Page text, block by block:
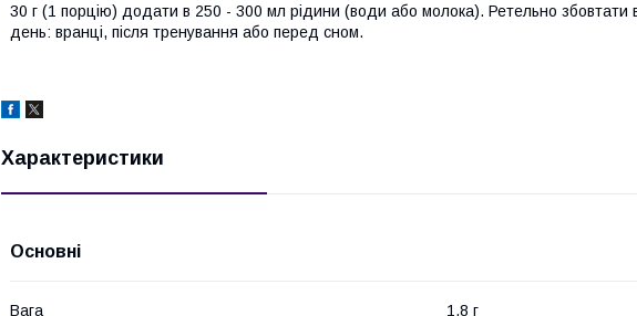
30 г (1 порцію) додати в 250 - 300 мл рідини (води або молока). Ретельно збовтати
день: вранці, після тренування або перед сном.
Характеристики
Основні
Вага 1.8 г